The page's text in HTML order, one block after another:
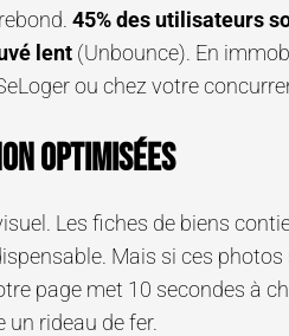
45% des utilisateurs
lent (Unbounce). En
ou chez votre
optimisées
Les fiches de biens
Mais si ces
page met 10 secondes à
rideau de fer.